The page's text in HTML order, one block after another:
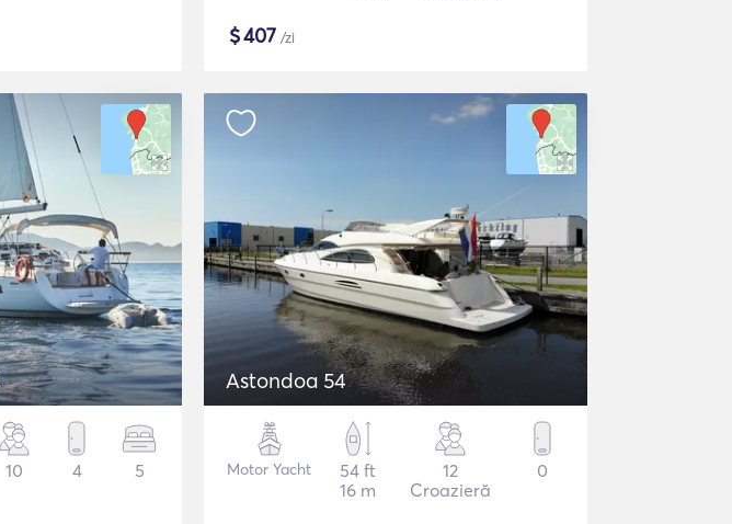
$407 /zi
10 4 5
Astondoa 54
Motor Yacht
54 ft
16 m
12
Croazieră
0